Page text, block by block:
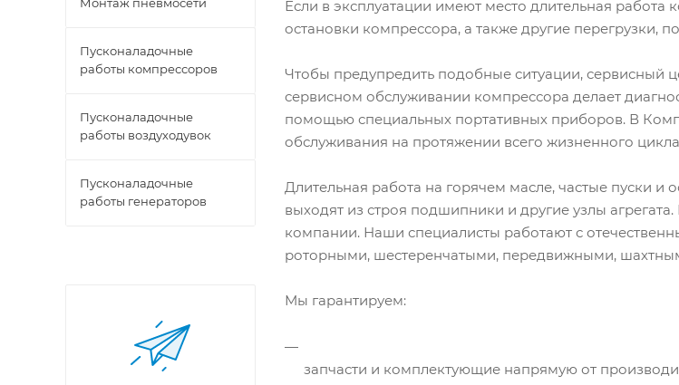
Если в эксплуатации имеют место длительная работа
остановки компрессора, а также другие
Чтобы предупредить подобные ситуации, сервисный
сервисном обслуживании компрессора делает
помощью специальных портативных приборов. В
обслуживания на протяжении всего жизненного
Длительная работа на горячем масле, частые пуски и
выходят из строя подшипники и другие узлы
компании. Наши специалисты работают с
роторными, шестеренчатыми, передвижными,
Мы гарантируем:
запчасти и комплектующие напрямую от
Пусконаладочные
работы компрессоров
Пусконаладочные
работы воздуходувок
Пусконаладочные
работы генераторов